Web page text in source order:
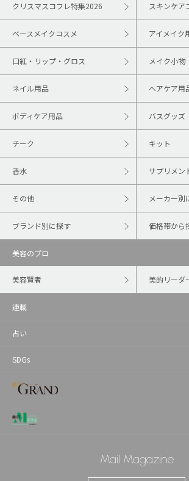
クリスマスコフレ特集2026 スキンケア
ベースメイクコスメ アイメイク
口紅・リップ・グロス メイク小物
ネイル用品 ヘアケア用
ボディケア用品 バスグッズ
チーク キット
香水 サプリメン
その他 メーカー別
ブランド別に探す 価格帯から
美容のプロ
美容賢者 美的リーダ
連載
占い
SDGs
Mail Magazine